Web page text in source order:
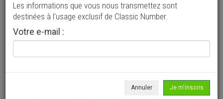
Les informations que vous nous transmettez sont
destinées à l’usage exclusif de Classic Number.
Votre e-mail :
Annuler Je m'inscris